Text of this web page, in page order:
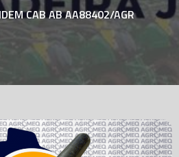
CAB AB AA88402/AGR